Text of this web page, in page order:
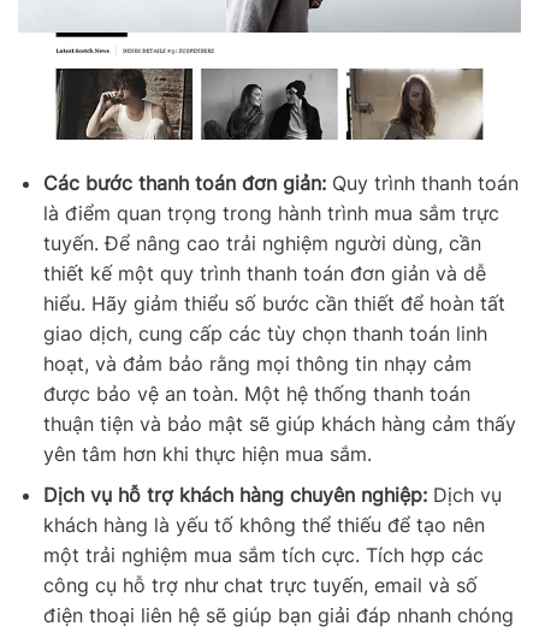
Các bước thanh toán đơn giản:Quy trình thanh toán
là điểm quan trọng trong hành trình mua sắm trực
tuyến. Để nâng cao trải nghiệm người dùng, cần
thiết kế một quy trình thanh toán đơn giản và dễ
hiểu. Hãy giảm thiểu số bước cần thiết để hoàn tất
giao dịch, cung cấp các tùy chọn thanh toán linh
hoạt, và đảm bảo rằng mọi thông tin nhạy cảm
được bảo vệ an toàn. Một hệ thống thanh toán
thuận tiện và bảo mật sẽ giúp khách hàng cảm thấy
yên tâm hơn khi thực hiện mua sắm.
Dịch vụ hỗ trợ khách hàng chuyên nghiệp:Dịch vụ
khách hàng là yếu tố không thể thiếu để tạo nên
một trải nghiệm mua sắm tích cực. Tích hợp các
công cụ hỗ trợ như chat trực tuyến, email và số
điện thoại liên hệ sẽ giúp bạn giải đáp nhanh chóng